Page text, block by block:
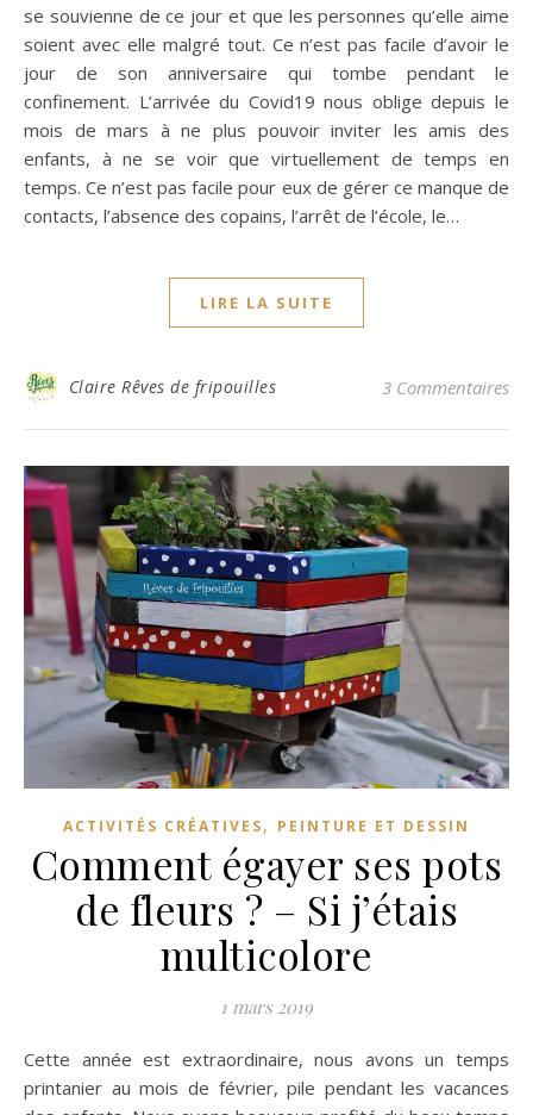
se souvienne de ce jour et que les personnes qu’elle aime
soient avec elle malgré tout. Ce n’est pas facile d’avoir le
jour de son anniversaire qui tombe pendant le
confinement. L’arrivée du Covid19 nous oblige depuis le
mois de mars à ne plus pouvoir inviter les amis des
enfants, à ne se voir que virtuellement de temps en
temps. Ce n’est pas facile pour eux de gérer ce manque de
contacts, l’absence des copains, l’arrêt de l’école, le…
LIRE LA SUITE
Claire Rêves de fripouilles 3 Commentaires
ACTIVITÉS CRÉATIVES, PEINTURE ET DESSIN
Comment égayer ses pots
de fleurs ? – Si j’étais
multicolore
1 mars 2019
Cette année est extraordinaire, nous avons un temps
printanier au mois de février, pile pendant les vacances